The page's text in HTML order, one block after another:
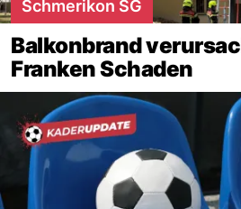
Schmerikon SG
Balkonbrand
Franken Schaden